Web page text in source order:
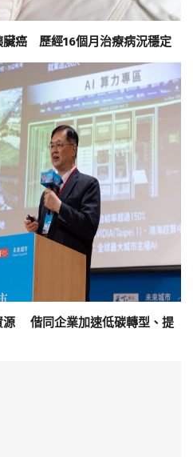
臟癌 歷經16個月治療病況穩定
源 偕同企業加速低碳轉型、提